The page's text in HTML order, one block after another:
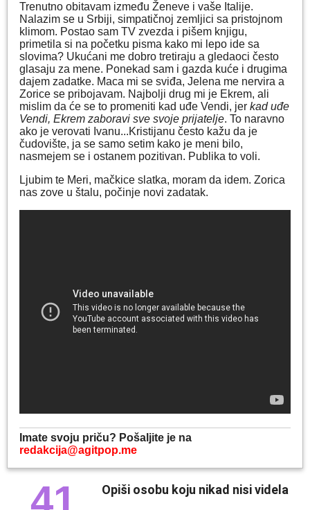
Trenutno obitavam između Ženeve i vaše Italije.
Nalazim se u Srbiji, simpatičnoj zemljici sa pristojnom
klimom. Postao sam TV zvezda i pišem knjigu,
primetila si na početku pisma kako mi lepo ide sa
slovima? Ukućani me dobro tretiraju a gledaoci često
glasaju za mene. Ponekad sam i gazda kuće i drugima
dajem zadatke. Maca mi se sviđa, Jelena me nervira a
Zorice se pribojavam. Najbolji drug mi je Ekrem, ali
mislim da će se to promeniti kad uđe Vendi, jer kad uđe
Vendi, Ekrem zaboravi sve svoje prijatelje. To naravno
ako je verovati Ivanu...Kristijanu često kažu da je
čudovište, ja se samo setim kako je meni bilo,
nasmejem se i ostanem pozitivan. Publika to voli.
Ljubim te Meri, mačkice slatka, moram da idem. Zorica
nas zove u štalu, počinje novi zadatak.
Imate svoju priču? Pošaljite je na
redakcija@agitpop.me
41 Opiši osobu koju nikad nisi videla